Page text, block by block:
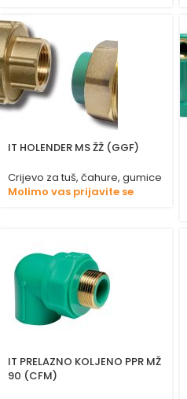
IT HOLENDER MS ŽŽ (GGF)
Crijevo za tuš, čahure, gumice
Molimo vas prijavite se
IT PRELAZNO KOLJENO PPR MŽ
90 (CFM)